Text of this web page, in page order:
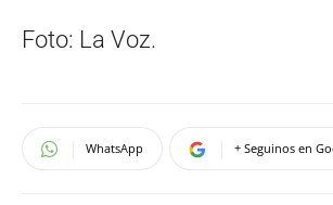
Foto: La Voz.
WhatsApp + Seguinos en